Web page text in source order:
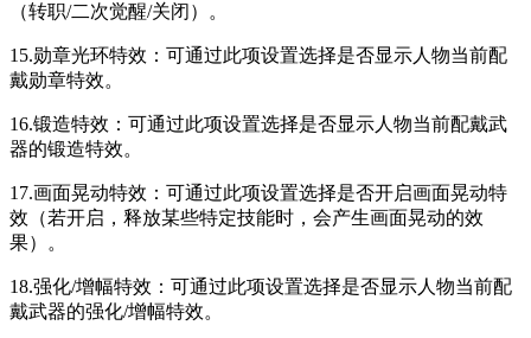
（转职/二次觉醒/关闭）。
15.勋章光环特效：可通过此项设置选择是否显示人物当前配
戴勋章特效。
16.锻造特效：可通过此项设置选择是否显示人物当前配戴武
器的锻造特效。
17.画面晃动特效：可通过此项设置选择是否开启画面晃动特
效（若开启，释放某些特定技能时，会产生画面晃动的效
果）。
18.强化/增幅特效：可通过此项设置选择是否显示人物当前配
戴武器的强化/增幅特效。